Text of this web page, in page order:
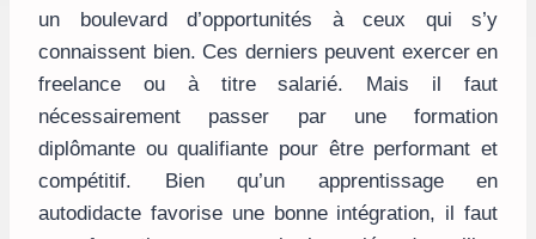
un boulevard d’opportunités à ceux qui s’y
connaissent bien. Ces derniers peuvent exercer en
freelance ou à titre salarié. Mais il faut
nécessairement passer par une formation
diplômante ou qualifiante pour être performant et
compétitif. Bien qu’un apprentissage en
autodidacte favorise une bonne intégration, il faut